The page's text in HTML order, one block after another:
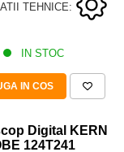
TEHNICE:
IN STOC
IN COS
Digital KERN
124T241